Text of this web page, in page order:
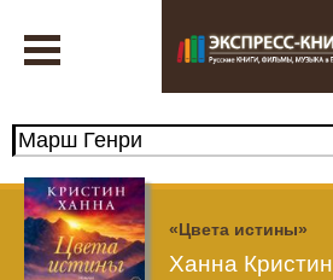
«Цвета истины»
Ханна Кристин